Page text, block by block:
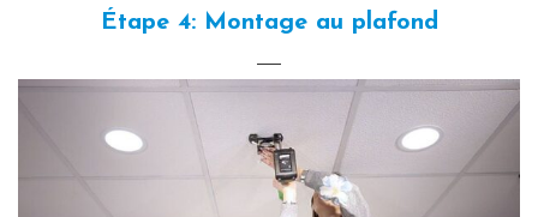
Étape 4: Montage au plafond